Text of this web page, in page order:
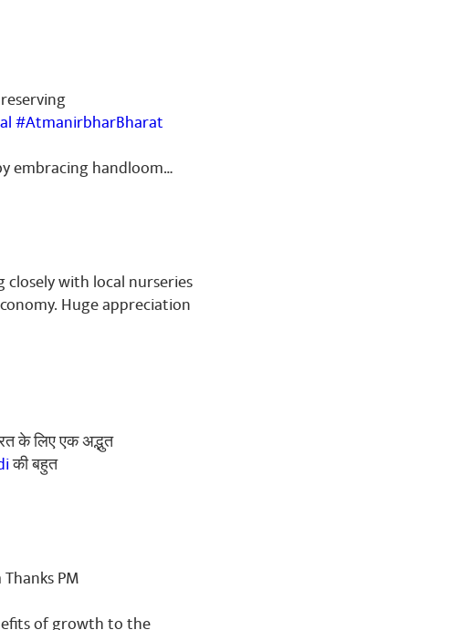
#AtmanirbharBharat
embracing handloom…
with local nurseries
Huge appreciation
के लिए एक अद्भुत
की बहुत
PM
of growth to the